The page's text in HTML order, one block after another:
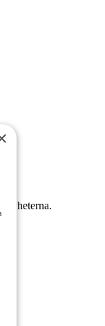
nyheterna.